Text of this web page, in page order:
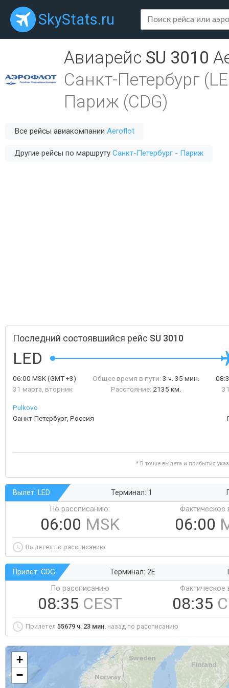
SkyStats.ru
Авиарейс SU 3010
Санкт-Петербург
Париж (CDG)
Все рейсы авиакомпании Aeroflot
Другие рейсы по маршруту Санкт-Петербург - Париж
Последний состоявшийся рейс SU 3010
LED
06:00 MSK(GMT +3)
31 марта, вторник
Общее время в пути: 3 ч. 35 мин.
Расстояние: 2135 км.
Pulkovo
Санкт-Петербург, Россия
* В точке вылета и прибытия
Вылет: LED Терминал: 1
По рассписанию:
06:00 MSK
Фактическое
06:00
Вылетел по рассписанию
Прилет: CDG Терминал: 2E
По рассписанию
08:35 CEST
Фактическое
08:35
Прилетел 55679 ч. 23 мин. назад по рассписанию
+
−